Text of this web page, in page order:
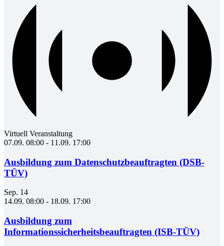
Virtuell Veranstaltung
07.09. 08:00 - 11.09. 17:00
Ausbildung zum Datenschutzbeauftragten (DSB-
TÜV)
Sep. 14
14.09. 08:00 - 18.09. 17:00
Ausbildung zum
Informationssicherheitsbeauftragten (ISB-TÜV)